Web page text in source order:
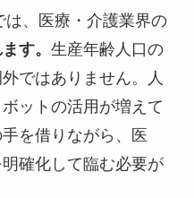
、医療・介護業界の
す。 生産年齢人口の
ではありません。人
ットの活用が増えて
を借りながら、医
確化して臨む必要が